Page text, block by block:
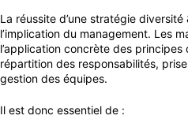
La réussite d’une stratégie
l’implication du management. Les
l’application concrète des principes
répartition des responsabilités,
gestion des équipes.
Il est donc essentiel de :